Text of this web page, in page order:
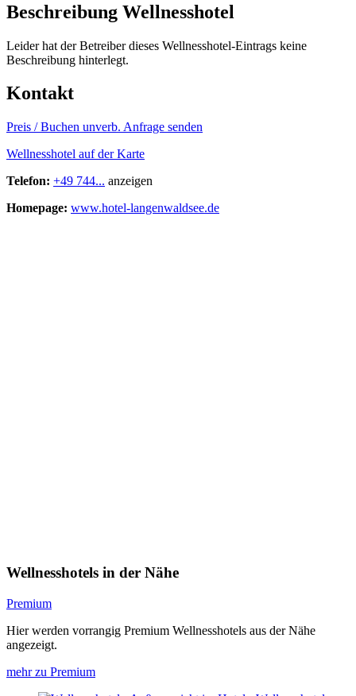
Beschreibung Wellnesshotel
Leider hat der Betreiber dieses Wellnesshotel-Eintrags keine
Beschreibung hinterlegt.
Kontakt
Preis / Buchen unverb. Anfrage senden
Wellnesshotel auf der Karte
Telefon: +49 744... anzeigen
Homepage: www.hotel-langenwaldsee.de
Wellnesshotels in der Nähe
Premium
Hier werden vorrangig Premium Wellnesshotels aus der Nähe
angezeigt.
mehr zu Premium